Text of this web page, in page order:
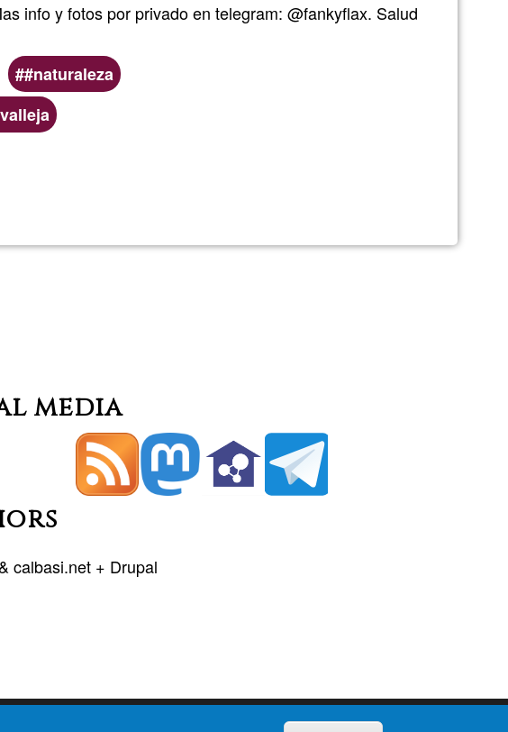
info y fotos por privado en telegram: @fankyflax. Salud
#naturaleza
Villa
Serrana
(Uruguay)
media
calbasi.net+ Drupal